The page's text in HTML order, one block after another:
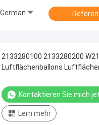
German
2133280100 2133280200
Luftflächenballons
Kontaktieren Sie mich
Lern mehr